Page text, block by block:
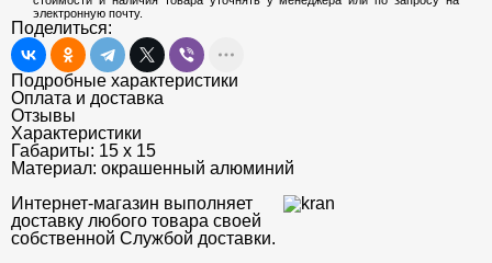
электронную почту.
Поделиться:
Подробные характеристики
Оплата и доставка
Отзывы
Характеристики
Габариты: 15 х 15
Материал: окрашенный алюминий
Интернет-магазин выполняет
доставку любого товара своей
собственной Службой доставки.